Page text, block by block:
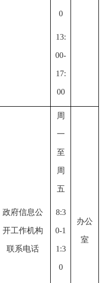
0
13:
00-
17:
00
政府信息公
开工作机构
联系电话
周
一
至
周
五
8:3
0-1
1:3
0
办公
室